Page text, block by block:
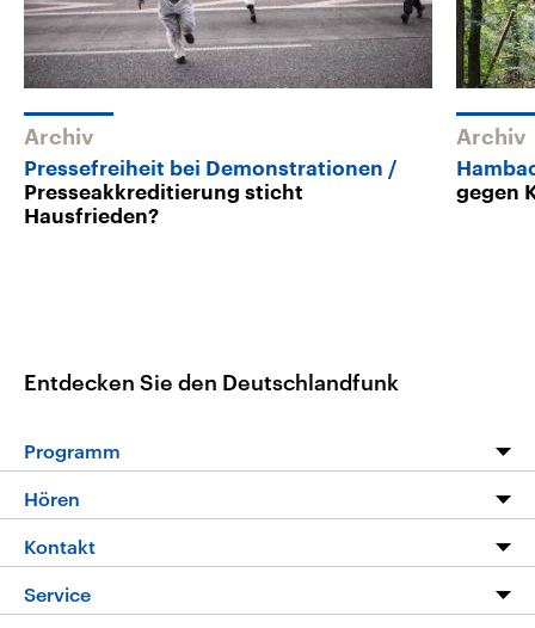
Archiv
Pressefreiheit bei Demonstrationen
Presseakkreditierung sticht
Hausfrieden?
Archiv
gegen
Entdecken Sie den Deutschlandfunk
Programm
Programm
Die Nachrichten
Nachrichtenleicht
Hören
Livestream
Podcasts
Kontakt
Hörerservice
Service